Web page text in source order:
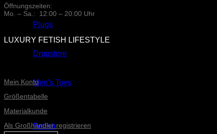
Plugs
Drugstore
Men's Toys
Fetish
Öffnungszeiten:
Mo. – Sa.: 12:00 – 20:00 Uhr
LUXURY FETISH LIFESTYLE
Mein Konto
Größentabelle
Materialkunde
Als Großhändler registrieren